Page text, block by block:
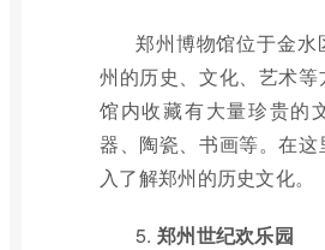
郑州博物馆位于金水
州的历史、文化、艺术等
馆内收藏有大量珍贵的
器、陶瓷、书画等。在这
入了解郑州的历史文化。
5. 郑州世纪欢乐园